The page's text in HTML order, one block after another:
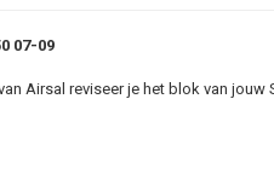
07-09
Airsal reviseer je het blok van